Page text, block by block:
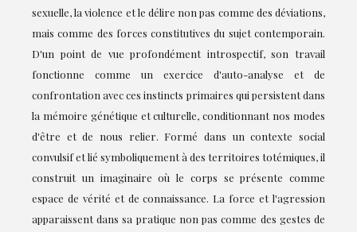
sexuelle, la violence et le délire non pas comme des déviations,
mais comme des forces constitutives du sujet contemporain.
D'un point de vue profondément introspectif, son travail
fonctionne comme un exercice d'auto-analyse et de
confrontation avec ces instincts primaires qui persistent dans
la mémoire génétique et culturelle, conditionnant nos modes
d'être et de nous relier. Formé dans un contexte social
convulsif et lié symboliquement à des territoires totémiques, il
construit un imaginaire où le corps se présente comme
espace de vérité et de connaissance. La force et l'agression
apparaissent dans sa pratique non pas comme des gestes de